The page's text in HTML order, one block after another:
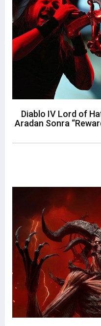
Diablo IV Lord of
Aradan Sonra